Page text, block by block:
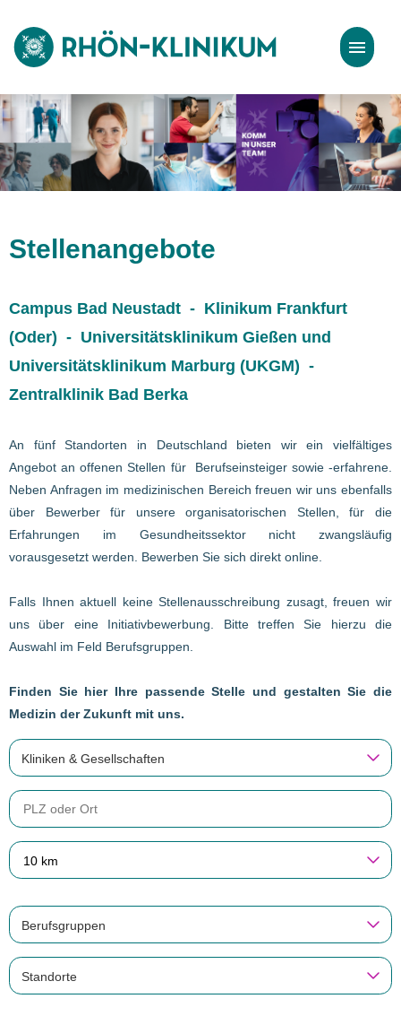
Stellenangebote
Bewerbungstipps
Stellenangebote
Campus Bad Neustadt - Klinikum Frankfurt
(Oder) - Universitätsklinikum Gießen und
Universitätsklinikum Marburg (UKGM) -
Zentralklinik Bad Berka
An fünf Standorten in Deutschland bieten wir ein vielfältiges
Angebot an offenen Stellen für Berufseinsteiger sowie -erfahrene.
Neben Anfragen im medizinischen Bereich freuen wir uns ebenfalls
über Bewerber für unsere organisatorischen Stellen, für die
Erfahrungen im Gesundheitssektor nicht zwangsläufig
vorausgesetzt werden. Bewerben Sie sich direkt online.
Falls Ihnen aktuell keine Stellenausschreibung zusagt, freuen wir
uns über eine Initiativbewerbung. Bitte treffen Sie hierzu die
Auswahl im Feld Berufsgruppen.
Finden Sie hier Ihre passende Stelle und gestalten Sie die
Medizin der Zukunft mit uns.
Kliniken & Gesellschaften
10 km
Berufsgruppen
Standorte